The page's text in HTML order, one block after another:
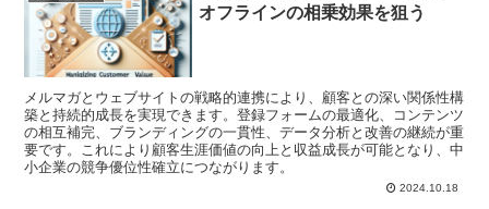
オフラインの相乗効果を狙う
メルマガとウェブサイトの戦略的連携により、顧客との深い関係性構
築と持続的成長を実現できます。登録フォームの最適化、コンテンツ
の相互補完、ブランディングの一貫性、データ分析と改善の継続が重
要です。これにより顧客生涯価値の向上と収益成長が可能となり、中
小企業の競争優位性確立につながります。
2024.10.18